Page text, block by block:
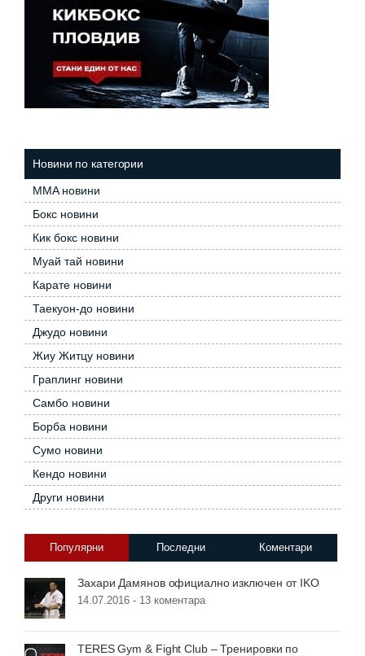
Новини по категории
MMA новини
Бокс новини
Кик бокс новини
Муай тай новини
Карате новини
Таекуон-до новини
Джудо новини
Жиу Житцу новини
Граплинг новини
Самбо новини
Борба новини
Сумо новини
Кендо новини
Други новини
Популярни Последни Коментари
Захари Дамянов официално изключен от IKO
14.07.2016 - 13 коментара
TERES Gym & Fight Club – Тренировки по